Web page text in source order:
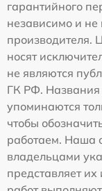
гарантийного
независимо и
производителя.
носят
не являются
ГК РФ. Названия
упоминаются
чтобы
работаем. Наша
владельцами
представляет